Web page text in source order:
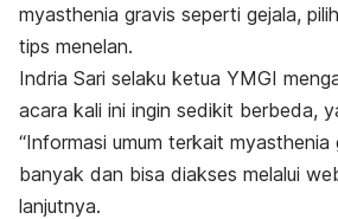
myasthenia gravis seperti gejala,
tips menelan.
Indria Sari selaku ketua YMGI
acara kali ini ingin sedikit berbeda,
“Informasi umum terkait myasthenia
banyak dan bisa diakses melalui
lanjutnya.